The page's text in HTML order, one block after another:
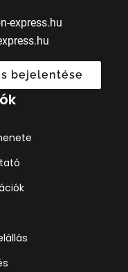
express.hu
bejelentése